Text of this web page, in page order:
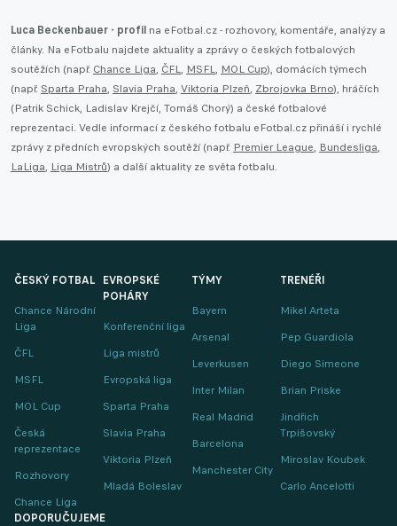
Luca Beckenbauer - profil na eFotbal.cz - rozhovory, komentáře, analýzy a
články. Na eFotbalu najdete aktuality a zprávy o českých fotbalových
soutěžích (např. Chance Liga, ČFL, MSFL, MOL Cup), domácích týmech
(např. Sparta Praha, Slavia Praha, Viktoria Plzeň, Zbrojovka Brno), hráčích
(Patrik Schick, Ladislav Krejčí, Tomáš Chorý) a české fotbalové
reprezentaci. Vedle informací z českého fotbalu eFotbal.cz přináší i rychlé
zprávy z předních evropských soutěží (např. Premier League, Bundesliga,
LaLiga, Liga Mistrů) a další aktuality ze světa fotbalu.
ČESKÝ FOTBAL
Chance Národní
Liga
ČFL
MSFL
MOL Cup
Česká
reprezentace
Rozhovory
Chance Liga
EVROPSKÉ
POHÁRY
Konferenční liga
Liga mistrů
Evropská liga
Sparta Praha
Slavia Praha
Viktoria Plzeň
Mladá Boleslav
TÝMY
Bayern
Arsenal
Leverkusen
Inter Milan
Real Madrid
Barcelona
Manchester City
TRENÉŘI
Mikel Arteta
Pep Guardiola
Diego Simeone
Brian Priske
Jindřich
Trpišovský
Miroslav Koubek
Carlo Ancelotti
DOPORUČUJEME